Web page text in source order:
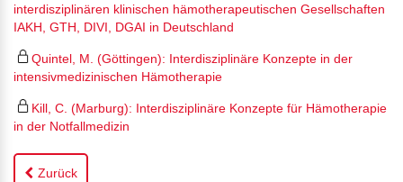
interdisziplinären klinischen hämotherapeutischen Gesellschaften
IAKH, GTH, DIVI, DGAI in Deutschland
Quintel, M. (Göttingen): Interdisziplinäre Konzepte in der
intensivmedizinischen Hämotherapie
Kill, C. (Marburg): Interdisziplinäre Konzepte für Hämotherapie
in der Notfallmedizin
Zurück